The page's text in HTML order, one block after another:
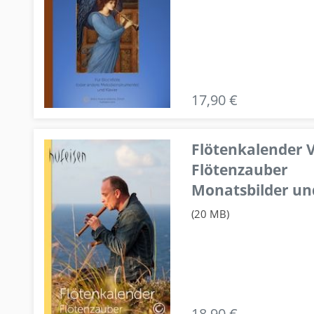
17,90 €
Flötenkalender
Flötenzauber
Monatsbilder
(20 MB)